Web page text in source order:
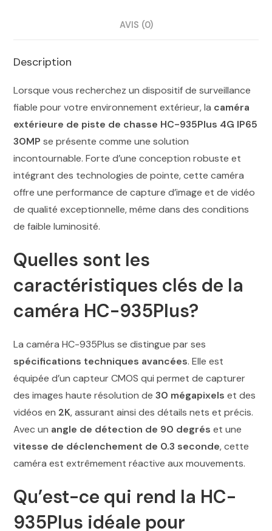
AVIS (0)
Description
Lorsque vous recherchez un dispositif de surveillance
fiable pour votre environnement extérieur, la caméra
extérieure de piste de chasse HC-935Plus 4G IP65
30MP se présente comme une solution
incontournable. Forte d’une conception robuste et
intégrant des technologies de pointe, cette caméra
offre une performance de capture d’image et de vidéo
de qualité exceptionnelle, même dans des conditions
de faible luminosité.
Quelles sont les
caractéristiques clés de la
caméra HC-935Plus?
La caméra HC-935Plus se distingue par ses
spécifications techniques avancées. Elle est
équipée d’un capteur CMOS qui permet de capturer
des images haute résolution de30 mégapixels et des
vidéos en 2K, assurant ainsi des détails nets et précis.
Avec un angle de détection de 90 degrés et une
vitesse de déclenchement de 0.3 seconde, cette
caméra est extrêmement réactive aux mouvements.
Qu’est-ce qui rend la HC-
935Plus idéale pour